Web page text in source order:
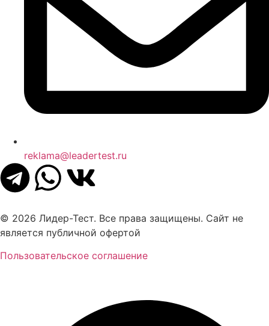
reklama@leadertest.ru
© 2026 Лидер-Тест. Все права защищены. Сайт не
является публичной офертой
Пользовательское соглашение